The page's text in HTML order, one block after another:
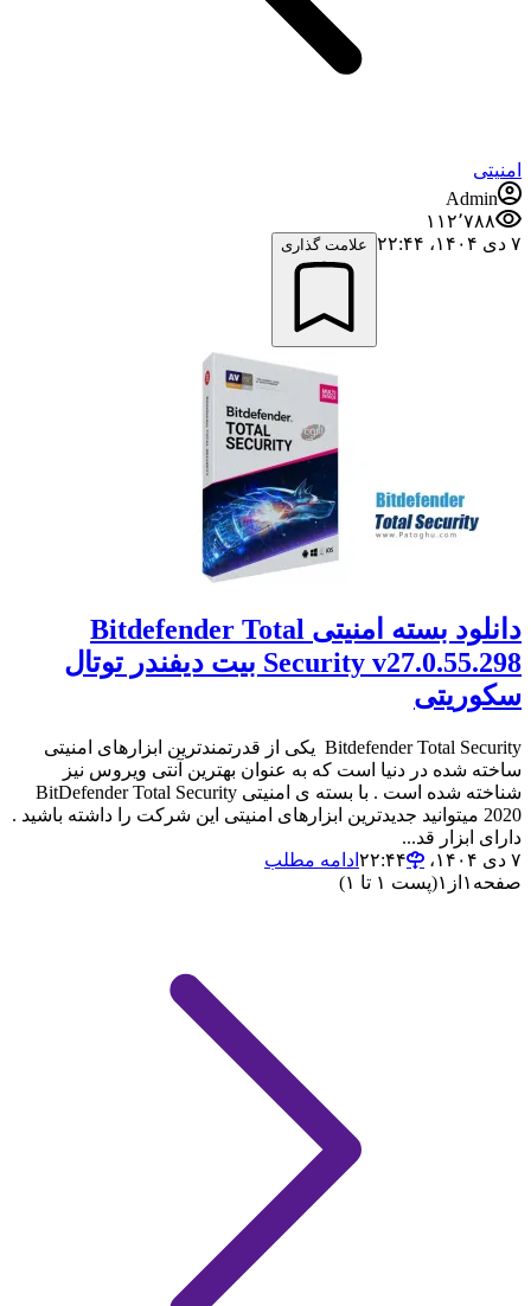
امنیتی
Admin
۱۱۲٬۷۸۸
۷ دی ۱۴۰۴،‏ ۲۲:۴۴
علامت گذاری
دانلود بسته امنیتی Bitdefender Total
Security v27.0.55.298 بیت دیفندر توتال
سکوریتی
Bitdefender Total Security یکی از قدرتمندترین ابزارهای امنیتی
ساخته شده در دنیا است که به عنوان بهترین آنتی ویروس نیز
شناخته شده است . با بسته ی امنیتی BitDefender Total Security
2020 میتوانید جدیدترین ابزارهای امنیتی این شرکت را داشته باشید .
دارای ابزار قد...
۷ دی ۱۴۰۴،‏ ۲۲:۴۴
ادامه مطلب
صفحه ۱ از ۱(پست ۱ تا ۱)